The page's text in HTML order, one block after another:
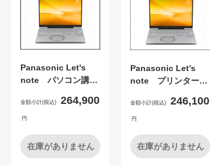
Panasonic Let's
note パソコン講座
金額小計(税込) 264,900
円
在庫がありません
Panasonic Let's
note プリンターセ
金額小計(税込) 246,100
円
在庫がありません